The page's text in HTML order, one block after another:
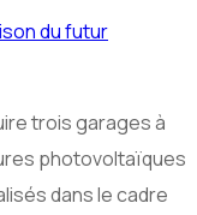
du futur
trois garages à
photovoltaïques
dans le cadre